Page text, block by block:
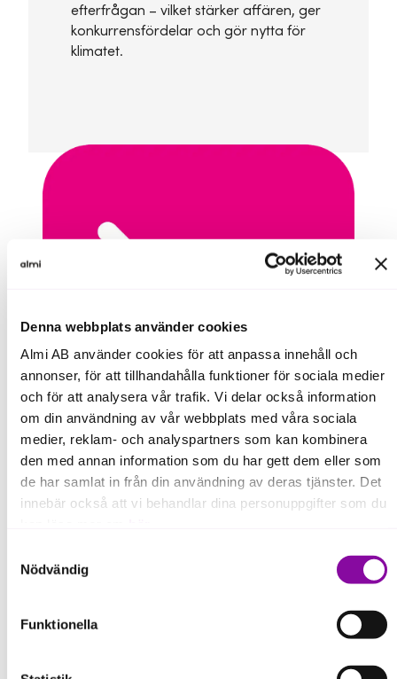
Denna webbplats använder cookies
Almi AB använder cookies för att anpassa innehåll och
annonser, för att tillhandahålla funktioner för sociala medier
och för att analysera vår trafik. Vi delar också information
om din användning av vår webbplats med våra sociala
medier, reklam- och analyspartners som kan kombinera
den med annan information som du har gett dem eller som
de har samlat in från din användning av deras tjänster. Det
innebär också att vi behandlar dina personuppgifter som du
Om du klickar på avvisa kommer användning av kakor
förutom för kakor som är nödvändiga för att hemsidan ska
fungera se mer under inställningar.
Nödvändig
Funktionella
efterfrågan – vilket stärker affären, ger
konkurrensfördelar och gör nytta för
klimatet.
Risker
att ställa om transporterna i tid.
Förlorad konkurrenskraft
marknadsandelar om du inte möter